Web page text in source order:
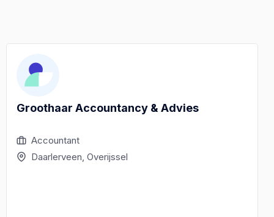
Groothaar Accountancy & Advies
Accountant
Daarlerveen, Overijssel